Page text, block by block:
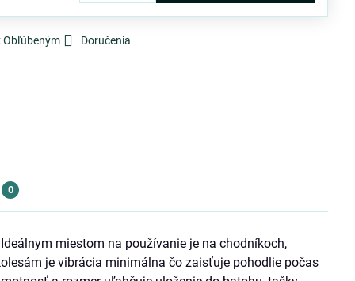
Obľúbeným Doručenia
0
miestom na používanie je na chodníkoch,
je vibrácia minimálna čo zaisťuje pohodlie počas